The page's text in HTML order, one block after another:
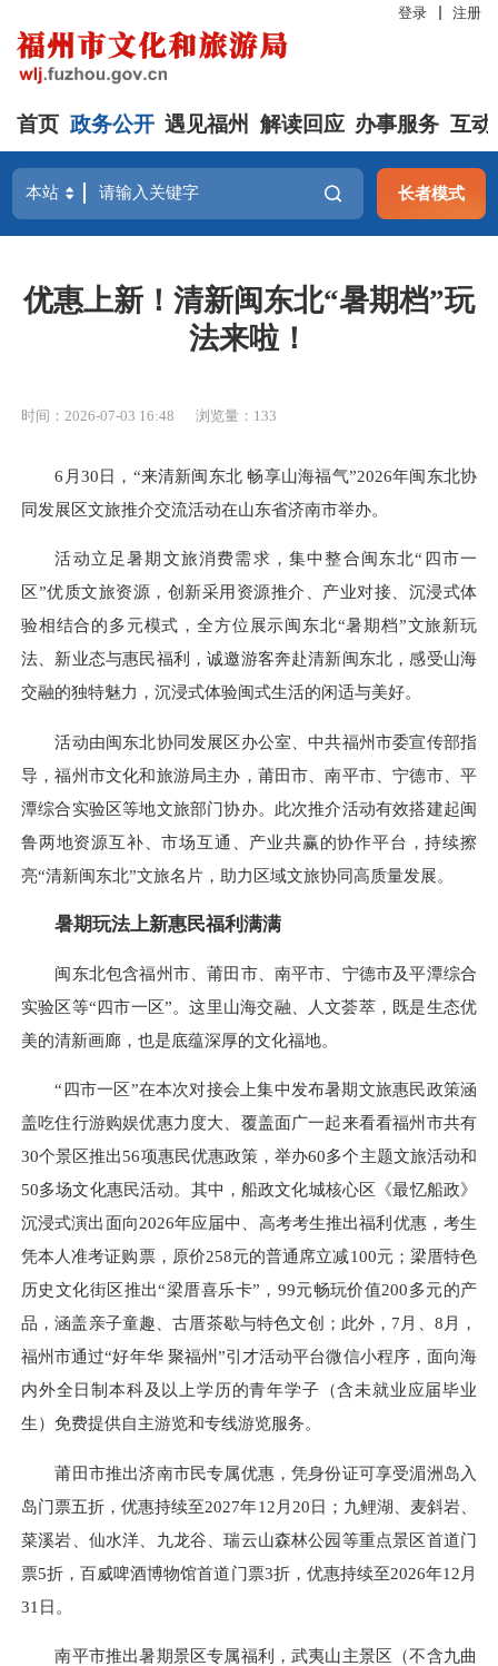
登录 注册
首页 政务公开 遇见福州 解读回应 办事服务 互动
长者模式
优惠上新！清新闽东北“暑期档”玩
法来啦！
时间：2026-07-03 16:48 浏览量：133
6月30日，“来清新闽东北 畅享山海福气”2026年闽东北协
同发展区文旅推介交流活动在山东省济南市举办。
活动立足暑期文旅消费需求，集中整合闽东北“四市一
区”优质文旅资源，创新采用资源推介、产业对接、沉浸式体
验相结合的多元模式，全方位展示闽东北“暑期档”文旅新玩
法、新业态与惠民福利，诚邀游客奔赴清新闽东北，感受山海
交融的独特魅力，沉浸式体验闽式生活的闲适与美好。
活动由闽东北协同发展区办公室、中共福州市委宣传部指
导，福州市文化和旅游局主办，莆田市、南平市、宁德市、平
潭综合实验区等地文旅部门协办。此次推介活动有效搭建起闽
鲁两地资源互补、市场互通、产业共赢的协作平台，持续擦
亮“清新闽东北”文旅名片，助力区域文旅协同高质量发展。
暑期玩法上新惠民福利满满
闽东北包含福州市、莆田市、南平市、宁德市及平潭综合
实验区等“四市一区”。这里山海交融、人文荟萃，既是生态优
美的清新画廊，也是底蕴深厚的文化福地。
“四市一区”在本次对接会上集中发布暑期文旅惠民政策涵
盖吃住行游购娱优惠力度大、覆盖面广一起来看看福州市共有
30个景区推出56项惠民优惠政策，举办60多个主题文旅活动和
50多场文化惠民活动。其中，船政文化城核心区《最忆船政》
沉浸式演出面向2026年应届中、高考考生推出福利优惠，考生
凭本人准考证购票，原价258元的普通席立减100元；梁厝特色
历史文化街区推出“梁厝喜乐卡”，99元畅玩价值200多元的产
品，涵盖亲子童趣、古厝茶歇与特色文创；此外，7月、8月，
福州市通过“好年华 聚福州”引才活动平台微信小程序，面向海
内外全日制本科及以上学历的青年学子（含未就业应届毕业
生）免费提供自主游览和专线游览服务。
莆田市推出济南市民专属优惠，凭身份证可享受湄洲岛入
岛门票五折，优惠持续至2027年12月20日；九鲤湖、麦斜岩、
菜溪岩、仙水洋、九龙谷、瑞云山森林公园等重点景区首道门
票5折，百威啤酒博物馆首道门票3折，优惠持续至2026年12月
31日。
南平市推出暑期景区专属福利，武夷山主景区（不含九曲